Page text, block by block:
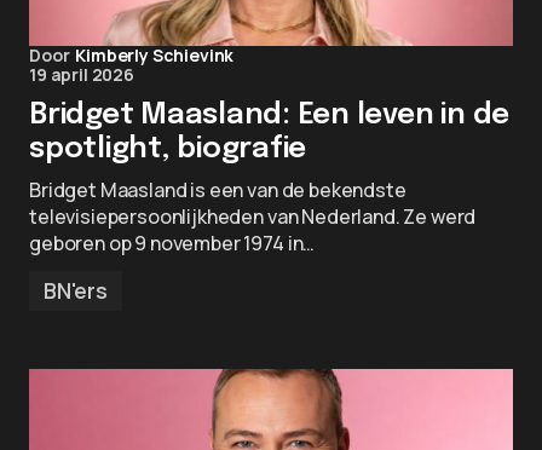
Door Kimberly Schievink
19 april 2026
Bridget Maasland: Een leven in de
spotlight, biografie
Bridget Maasland is een van de bekendste
televisiepersoonlijkheden van Nederland. Ze werd
geboren op 9 november 1974 in…
BN'ers